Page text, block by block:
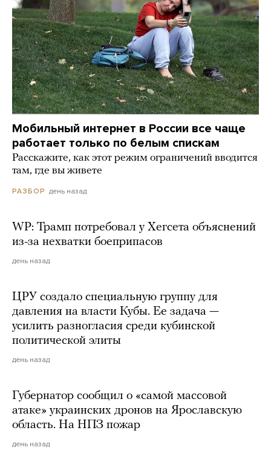
Мобильный интернет в России все чаще
работает только по белым спискам
Расскажите, как этот режим ограничений вводится
там, где вы живете
РАЗБОР день назад
WP: Трамп потребовал у Хегсета объяснений
из-за нехватки боеприпасов
день назад
ЦРУ создало специальную группу для
давления на власти Кубы. Ее задача —
усилить разногласия среди кубинской
политической элиты
день назад
Губернатор сообщил о «самой массовой
атаке» украинских дронов на Ярославскую
область. На НПЗ пожар
день назад